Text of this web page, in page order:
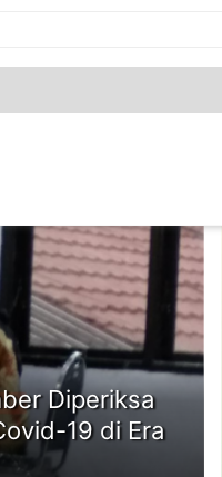
Diperiksa
19 di Era